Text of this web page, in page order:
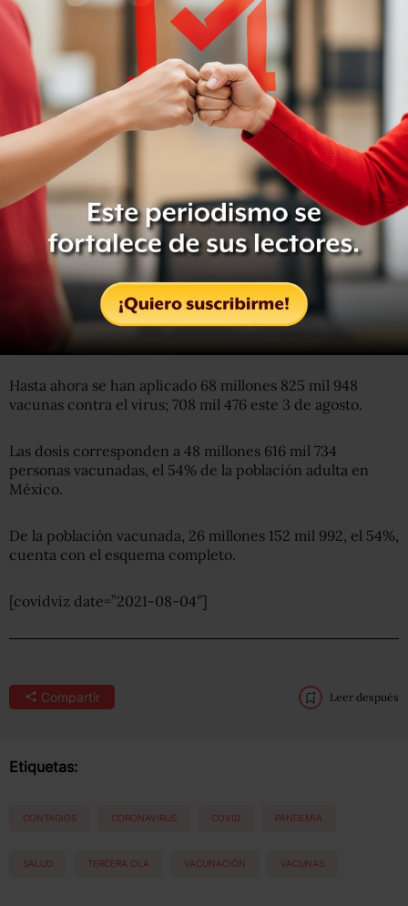
Sin embargo, el país registra un
exceso de mortalidad
502 mil 917 fallecimientos,entre abril de 2020 y el 16 de
julio de 2021, de los cuales el 71.7% tienen confirmación
de muerte por COVID y el resto aún se desconoce la
causa.
54% de la población, vacunada contra
COVID
Hasta ahora se han aplicado 68 millones 825 mil 948
vacunas contra el virus; 708 mil 476 este 3 de agosto.
Las dosis corresponden a 48 millones 616 mil 734
personas vacunadas, el 54% de la población adulta en
México.
De la población vacunada, 26 millones 152 mil 992, el 54%,
cuenta con el esquema completo.
[covidviz date=”2021-08-04″]
Compartir Leer después
Etiquetas:
CONTAGIOS CORONAVIRUS COVID PANDEMIA
SALUD TERCERA OLA VACUNACIÓN VACUNAS